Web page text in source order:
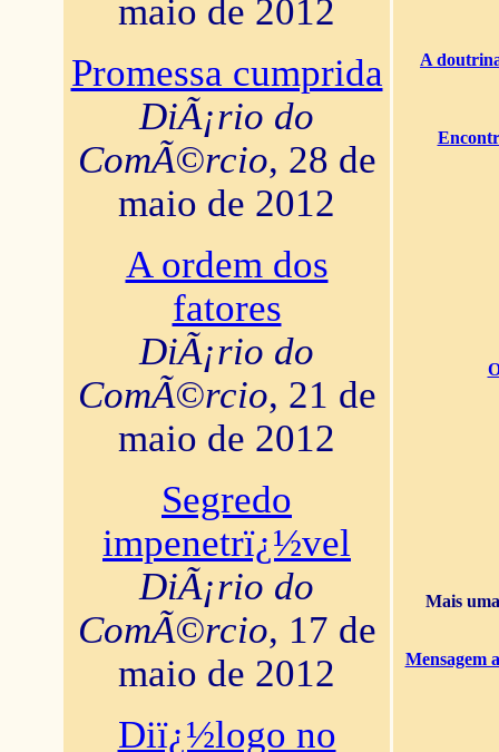
maio de 2012
Promessa cumprida
DiÃ¡rio do
ComÃ©rcio, 28 de
maio de 2012
A ordem dos
fatores
DiÃ¡rio do
ComÃ©rcio, 21 de
maio de 2012
Segredo
impenetrï¿½vel
DiÃ¡rio do
ComÃ©rcio, 17 de
maio de 2012
Diï¿½logo no
A
Mais
Mensagem